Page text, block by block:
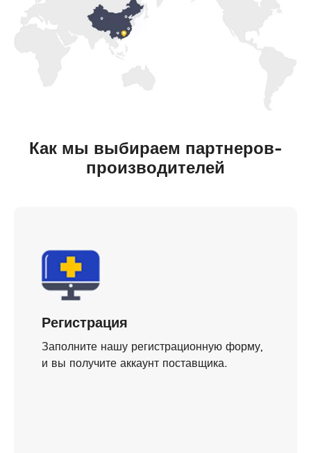
Как мы выбираем партнеров-
производителей
Регистрация
Заполните нашу регистрационную форму,
и вы получите аккаунт поставщика.